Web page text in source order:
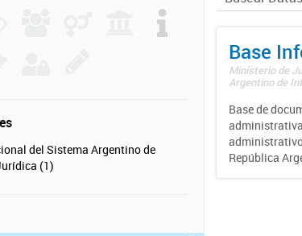
del Sistema Argentino de
(1)
Base
Ministerio de
Argentino de
Base de
República